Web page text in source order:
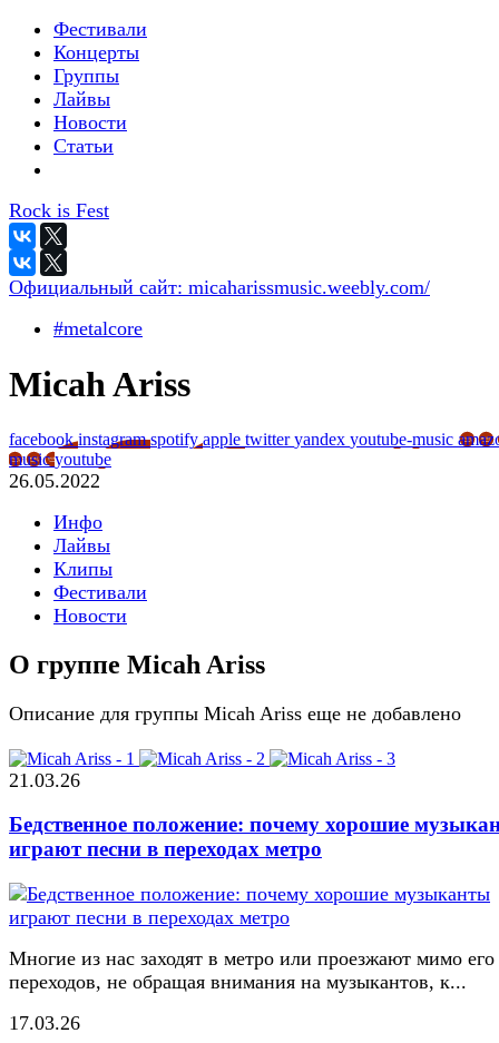
Фестивали
Концерты
Группы
Лайвы
Новости
Статьи
Rock is Fest
Официальный сайт: micaharissmusic.weebly.com/
#metalcore
Micah Ariss
facebookinstagramspotifyapple twitteryandex youtube-music
musicyoutube
26.05.2022
Инфо
Лайвы
Клипы
Фестивали
Новости
О группе Micah Ariss
Описание для группы Micah Ariss еще не добавлено
21.03.26
Бедственное положение: почему хорошие
играют песни в переходах метро
Многие из нас заходят в метро или проезжают мимо его
переходов, не обращая внимания на музыкантов, к...
17.03.26